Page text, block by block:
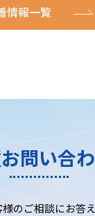
情報一覧
問い合
のご相談にお答